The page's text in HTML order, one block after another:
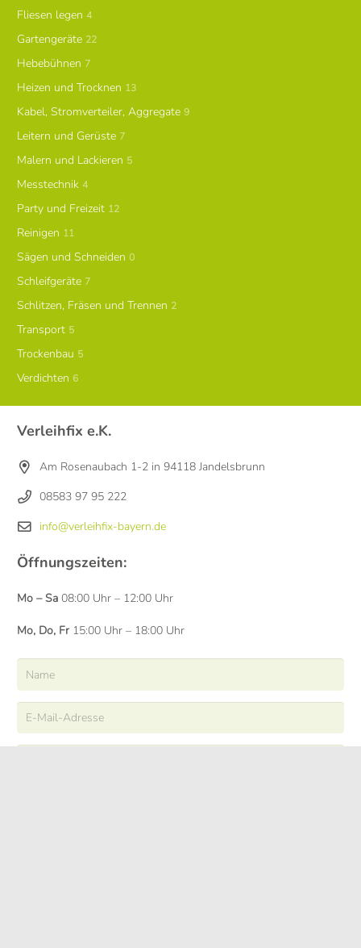
Fliesen legen 4
Gartengeräte 22
Hebebühnen 7
Heizen und Trocknen 13
Kabel, Stromverteiler, Aggregate 9
Leitern und Gerüste 7
Malern und Lackieren 5
Messtechnik 4
Party und Freizeit 12
Reinigen 11
Sägen und Schneiden 0
Schleifgeräte 7
Schlitzen, Fräsen und Trennen 2
Transport 5
Trockenbau 5
Verdichten 6
Verleihfix e.K.
Am Rosenaubach 1-2 in 94118 Jandelsbrunn
08583 97 95 222
info@verleihfix-bayern.de
Öffnungszeiten:
Mo – Sa 08:00 Uhr – 12:00 Uhr
Mo, Do, Fr 15:00 Uhr – 18:00 Uhr